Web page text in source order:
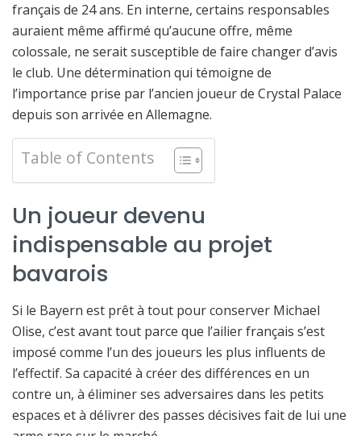
français de 24 ans. En interne, certains responsables
auraient même affirmé qu’aucune offre, même
colossale, ne serait susceptible de faire changer d’avis
le club. Une détermination qui témoigne de
l’importance prise par l’ancien joueur de Crystal Palace
depuis son arrivée en Allemagne.
Table of Contents
Un joueur devenu
indispensable au projet
bavarois
Si le Bayern est prêt à tout pour conserver Michael
Olise, c’est avant tout parce que l’ailier français s’est
imposé comme l’un des joueurs les plus influents de
l’effectif. Sa capacité à créer des différences en un
contre un, à éliminer ses adversaires dans les petits
espaces et à délivrer des passes décisives fait de lui une